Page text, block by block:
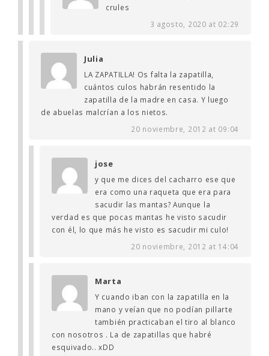
crules
3 agosto, 2020 at 02:29
Julia
LA ZAPATILLA! Os falta la zapatilla,
cuántos culos habrán resentido la
zapatilla de la madre en casa. Y luego
de abuelas malcrían a los nietos.
20 noviembre, 2012 at 09:04
jose
y que me dices del cacharro ese que
era como una raqueta que era para
sacudir las mantas? Aunque la
verdad es que pocas mantas he visto sacudir
con él, lo que más he visto es sacudir mi culo!
20 noviembre, 2012 at 14:04
Marta
Y cuando iban con la zapatilla en la
mano y veían que no podían pillarte
también practicaban el tiro al blanco
con nosotros . La de zapatillas que habré
esquivado.. xDD